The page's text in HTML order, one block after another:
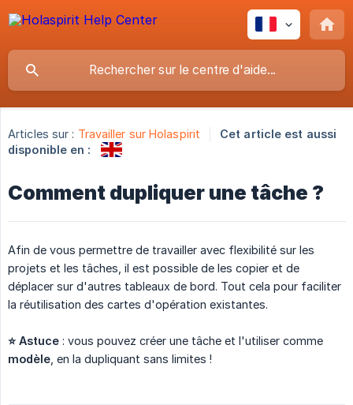
Articles sur : Travailler sur Holaspirit
Cet article est aussi
disponible en :
Comment dupliquer une tâche ?
Afin de vous permettre de travailler avec flexibilité sur les
projets et les tâches, il est possible de les copier et de
déplacer sur d'autres tableaux de bord. Tout cela pour faciliter
la réutilisation des cartes d'opération existantes.
⭐ Astuce : vous pouvez créer une tâche et l'utiliser comme
modèle , en la dupliquant sans limites !